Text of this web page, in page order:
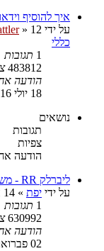
איך להוסיף
על ידי
» 12 יוני 2008, 22:58
כללי
1 תגובות
483812
הודעה
18 יולי 2016, 11:09
נושאים
תגובות
צפיות
הודעה
ליברלק RR - משחקים נראים לא טוב ושלט מתנתק
על ידי יפת » 14 אוקטובר 2022, 11:24
1 תגובות
630992
הודעה
02 פברואר 2023, 10:26